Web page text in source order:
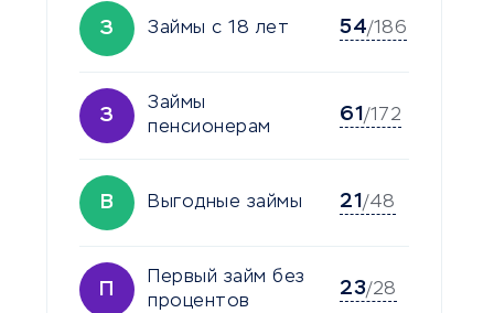
З Займы с 18 лет 54/186
З
Займы
пенсионерам
61/172
В Выгодные займы 21/48
Первый займ без
процентов
23/28